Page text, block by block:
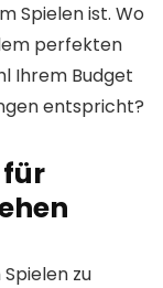
Spielen ist. Wo
perfekten
Ihrem Budget
entspricht?
zu